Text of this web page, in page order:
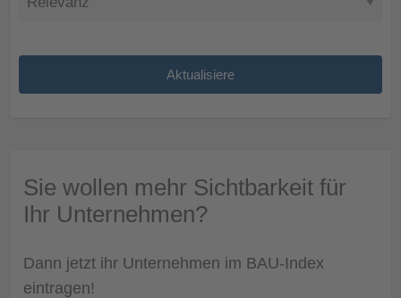
Sie wollen mehr Sichtbarkeit für
Ihr Unternehmen?
Dann jetzt ihr Unternehmen im BAU-Index
eintragen!